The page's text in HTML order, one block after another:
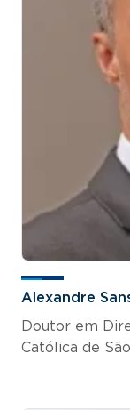
Alexandre
Doutor em
Católica de